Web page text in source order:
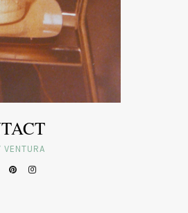
VENTURA